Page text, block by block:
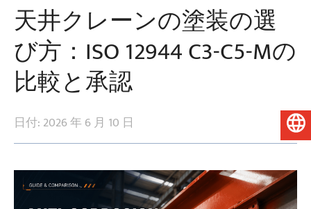
天井クレーンの塗装の選
び方：ISO 12944 C3-C5-Mの
比較と承認
日付: 2026 年 6 月 10 日 日本語